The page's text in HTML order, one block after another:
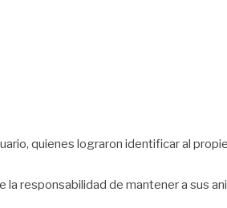
quienes lograron identificar al
responsabilidad de mantener a sus